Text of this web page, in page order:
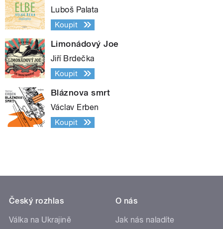
Luboš Palata
Koupit
Limonádový Joe
Jiří Brdečka
Koupit
Bláznova smrt
Václav Erben
Koupit
Český rozhlas
Válka na Ukrajině
O nás
Jak nás naladíte